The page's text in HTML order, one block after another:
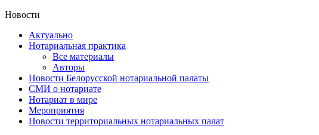
Новости
Актуально
Нотариальная практика
Все материалы
Авторы
Новости Белорусской нотариальной палаты
СМИ о нотариате
Нотариат в мире
Мероприятия
Новости территориальных нотариальных палат